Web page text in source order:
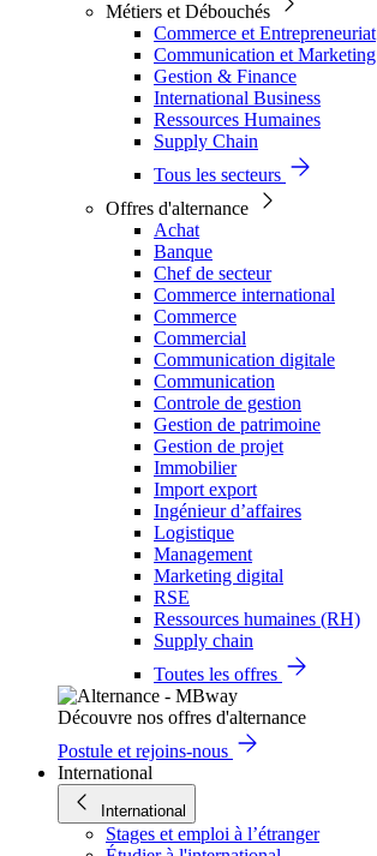
Métiers et Débouchés
Commerce et Entrepreneuriat
Communication et Marketing
Gestion & Finance
International Business
Ressources Humaines
Supply Chain
Tous les secteurs
Offres d'alternance
Achat
Banque
Chef de secteur
Commerce international
Commerce
Commercial
Communication digitale
Communication
Controle de gestion
Gestion de patrimoine
Gestion de projet
Immobilier
Import export
Ingénieur d’affaires
Logistique
Management
Marketing digital
RSE
Ressources humaines (RH)
Supply chain
Toutes les offres
Découvre nos offres d'alternance
Postule et rejoins-nous
International
International
Stages et emploi à l’étranger